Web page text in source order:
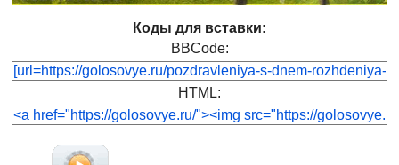
Коды для вставки:
BBCode:
HTML: